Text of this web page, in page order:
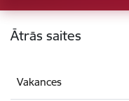
Kājene
Ātrās saites
Vakances